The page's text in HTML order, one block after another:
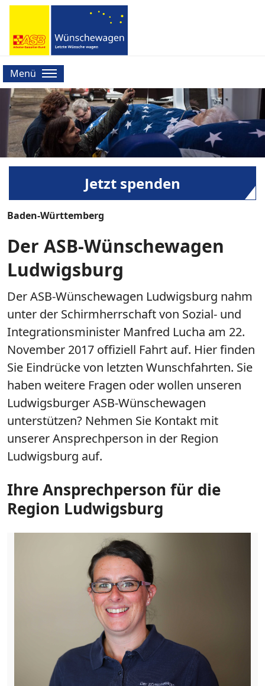
Menü
Jetzt spenden
Baden-Württemberg
Der ASB-Wünschewagen
Ludwigsburg
Der ASB-Wünschewagen Ludwigsburg nahm
unter der Schirmherrschaft von Sozial- und
Integrationsminister Manfred Lucha am 22.
November 2017 offiziell Fahrt auf. Hier finden
Sie Eindrücke von letzten Wunschfahrten. Sie
haben weitere Fragen oder wollen unseren
Ludwigsburger ASB-Wünschewagen
unterstützen? Nehmen Sie Kontakt mit
unserer Ansprechperson in der Region
Ludwigsburg auf.
Ihre Ansprechperson für die
Region Ludwigsburg